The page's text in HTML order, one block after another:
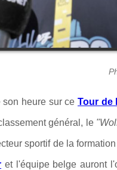
son heure sur ceTour de
général, le
sportif de la formation
et l'équipe belge auront